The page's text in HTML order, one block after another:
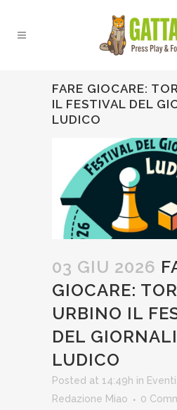
FARE GIOCARE:
IL FESTIVAL DEL
LUDICO
03 GIU 2026
GIOCARE:
URBINO IL
DEL
LUDICO
Posted at 14:49h in Eventi
Redazione Miao
0